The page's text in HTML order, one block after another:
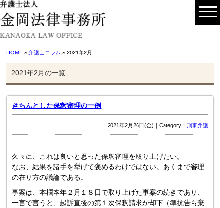
HOME »弁護士コラム » 2021年2月
2021年2月の一覧
きちんとした保釈審理の一例
2021年2月26日(金)｜Category： 刑事弁護
久々に、これは良いと思った保釈審理を取り上げたい。
なお、結果を諸手を挙げて褒めるわけではない。あくまで審理
の在り方の議論である。
事案は、本欄本年２月１８日で取り上げた事案の続きであり、
一言で言うと、起訴直後の第１次保釈請求が却下（準抗告も棄